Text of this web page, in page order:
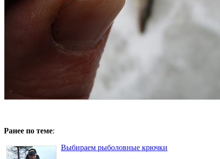
Ранее по теме:
Выбираем рыболовные крючки